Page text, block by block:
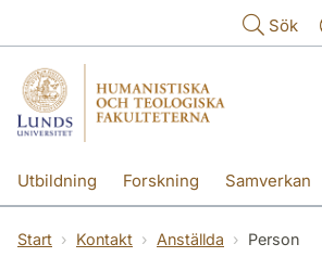
Sök
Utbildning Forskning Samverkan
Start Kontakt Anställda
Person